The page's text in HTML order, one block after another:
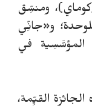
ومنسِّق
و«جانِّي
المؤسَّسِية في
القيِّمة،